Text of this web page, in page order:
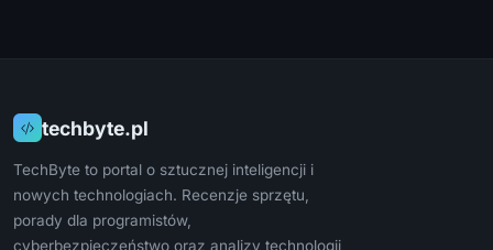
techbyte.pl
TechByte to portal o sztucznej inteligencji i
nowych technologiach. Recenzje sprzętu,
porady dla programistów,
cyberbezpieczeństwo oraz analizy technologii